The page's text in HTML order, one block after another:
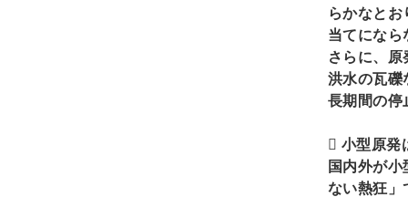
らかなと
当てになら
さらに、
洪水の瓦礫
長期間の停
 小型原発
国内外が
ない熱狂」